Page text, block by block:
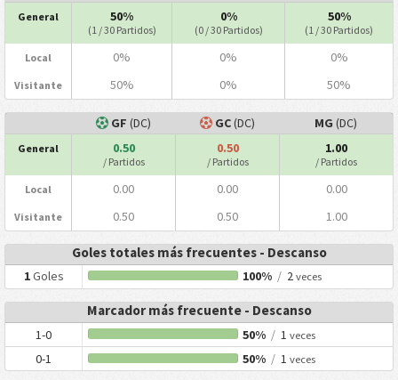
General 50%
(1 / 30 Partidos)
0%
(0 / 30 Partidos)
50%
(1 / 30 Partidos)
Local 0% 0% 0%
Visitante 50% 0% 50%
GF (DC) GC(DC) MG (DC)
General 0.50
/ Partidos
0.50
/ Partidos
1.00
/ Partidos
Local 0.00 0.00 0.00
Visitante 0.50 0.50 1.00
Goles totales más frecuentes - Descanso
1Goles 100% / 2veces
Marcador más frecuente - Descanso
1-0 50% / 1veces
0-1 50% / 1veces